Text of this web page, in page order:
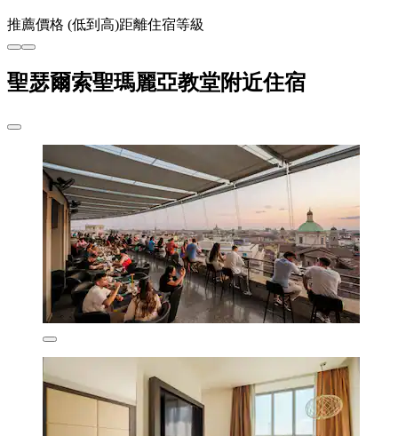
推薦價格 (低到高)距離住宿等級
聖瑟爾索聖瑪麗亞教堂附近住宿